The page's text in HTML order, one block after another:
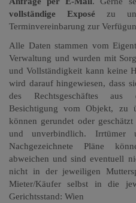
vollständige Exposé zu
Terminvereinbarung zur
Alle Daten stammen vom
Verwaltung und wurden mit
und Vollständigkeit kann keine
wird darauf hingewiesen, dass
des Rechtsgeschäftes aus
Besichtigung vom Objekt, zu
können gerundet oder
und unverbindlich. Irrtümer
Nachgezeichnete Pläne
abweichen und sind eventuell
nicht in der jeweiligen
Mieter/Käufer selbst in die
Gerichtsstand: Wien